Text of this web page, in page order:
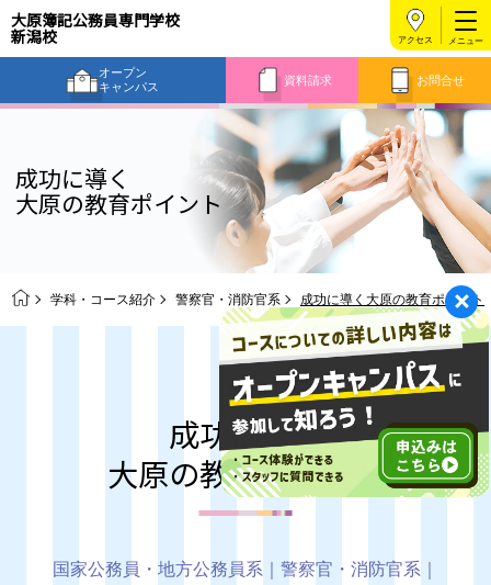
大原簿記公務員専門学校
新潟校
オープン
キャンパス
資料請求 お問合せ
アクセス
成功に導く
大原の教育ポイント
学科・コース紹介 警察官・消防官系 成功に導く大原の教育ポイント
成功に導く
大原の教育ポイント
国家公務員・地方公務員系｜警察官・消防官系｜